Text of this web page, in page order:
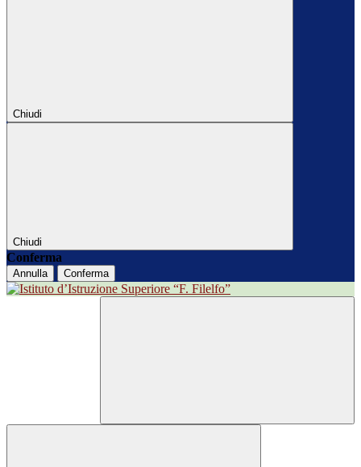
Chiudi
Chiudi
Conferma
Annulla Conferma